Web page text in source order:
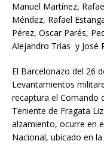
Manuel Martínez,
Méndez, Rafael
Pérez, Oscar Parés,
Alejandro Trías y José
El Barcelonazo del 26
Levantamientos
recaptura el Comando
Teniente de Fragata
alzamiento, ocurre en
Nacional, ubicado en